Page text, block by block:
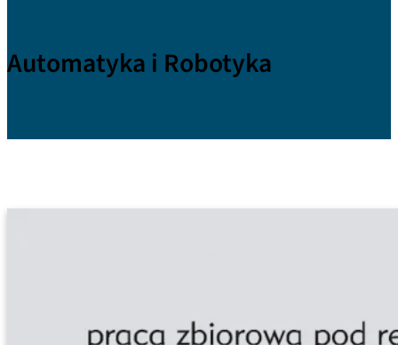
Automatyka i Robotyka